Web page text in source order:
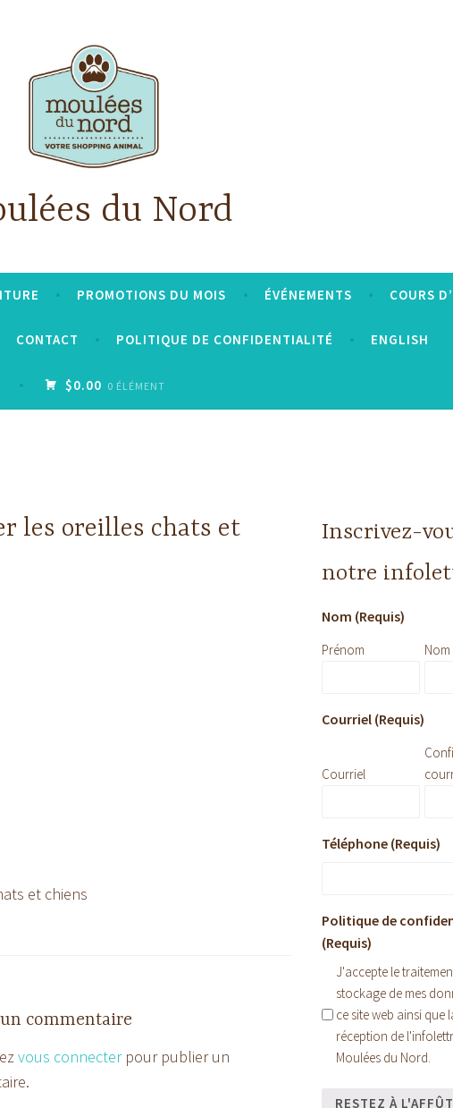
du Nord
PROMOTIONS DU MOIS ÉVÉNEMENTS COURS
CONTACT POLITIQUE DE CONFIDENTIALITÉ ENGLISH
$0.00 0 ÉLÉMENT
les oreilles chats et
et chiens
commentaire
vous connecterpour publier un
Inscrivez-
notre
Nom (Requis)
Prénom Nom
Courriel (Requis)
Courriel
Téléphone (Requis)
Politique de
(Requis)
J'accepte le
stockage de mes
ce site web ainsi que
réception de
Moulées du Nord.